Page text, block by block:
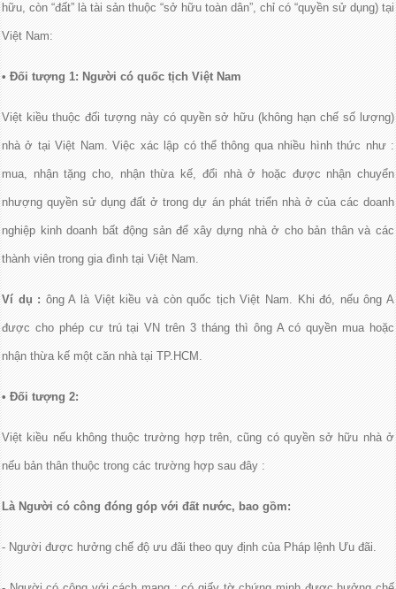
hữu, còn “đất” là tài sản thuộc “sở hữu toàn dân”, chỉ có “quyền sử dụng) tại
Việt Nam:
• Đối tượng 1: Người có quốc tịch Việt Nam
Việt kiều thuộc đối tượng này có quyền sở hữu (không hạn chế số lượng)
nhà ở tại Việt Nam. Việc xác lập có thể thông qua nhiều hình thức như :
mua, nhận tặng cho, nhận thừa kế, đổi nhà ở hoặc được nhận chuyển
nhượng quyền sử dụng đất ở trong dự án phát triển nhà ở của các doanh
nghiệp kinh doanh bất động sản để xây dựng nhà ở cho bản thân và các
thành viên trong gia đình tại Việt Nam.
Ví dụ : ông A là Việt kiều và còn quốc tịch Việt Nam. Khi đó, nếu ông A
được cho phép cư trú tại VN trên 3 tháng thì ông A có quyền mua hoặc
nhận thừa kế một căn nhà tại TP.HCM.
• Đối tượng 2:
Việt kiều nếu không thuộc trường hợp trên, cũng có quyền sở hữu nhà ở
nếu bản thân thuộc trong các trường hợp sau đây :
Là Người có công đóng góp với đất nước, bao gồm:
- Người được hưởng chế độ ưu đãi theo quy định của Pháp lệnh Ưu đãi.